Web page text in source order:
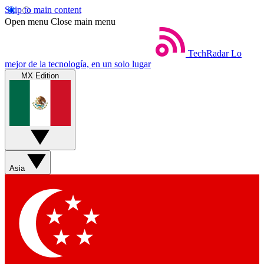
Skip to main content
Open menu Close main menu
TechRadar Lo
mejor de la tecnología, en un solo lugar
MX Edition
Asia